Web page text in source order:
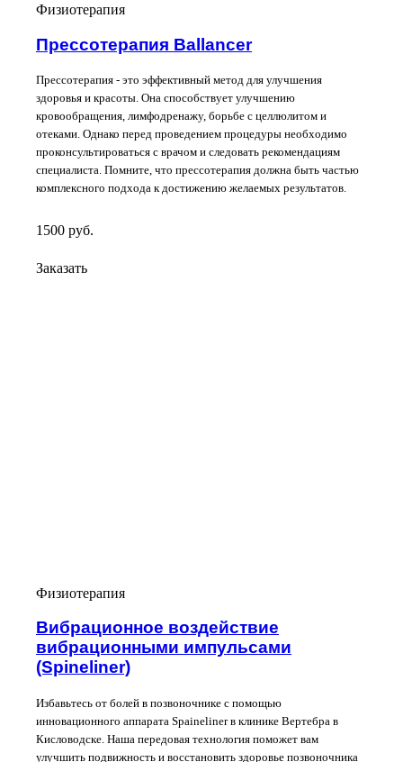
Физиотерапия
Прессотерапия Ballancer
Прессотерапия - это эффективный метод для улучшения
здоровья и красоты. Она способствует улучшению
кровообращения, лимфодренажу, борьбе с целлюлитом и
отеками. Однако перед проведением процедуры необходимо
проконсультироваться с врачом и следовать рекомендациям
специалиста. Помните, что прессотерапия должна быть частью
комплексного подхода к достижению желаемых результатов.
1500 руб.
Заказать
Физиотерапия
Вибрационное воздействие
вибрационными импульсами
(Spineliner)
Избавьтесь от болей в позвоночнике с помощью
инновационного аппарата Spaineliner в клинике Вертебра в
Кисловодске. Наша передовая технология поможет вам
улучшить подвижность и восстановить здоровье позвоночника